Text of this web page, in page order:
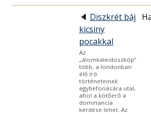
🔈 Diszkrét báj
kicsiny
pocakkal
Az
„álomkaleidoszkóp”
több, a londonban
élő író
történeteinek
egybefonására utal,
ahol a kötőerő a
dominancia
kérdése lehet. Az